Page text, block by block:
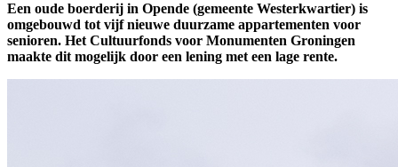
Een oude boerderij in Opende (gemeente Westerkwartier) is
omgebouwd tot vijf nieuwe duurzame appartementen voor
senioren. Het Cultuurfonds voor Monumenten Groningen
maakte dit mogelijk door een lening met een lage rente.